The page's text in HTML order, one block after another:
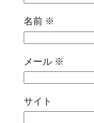
名前 ※
メール ※
サイト